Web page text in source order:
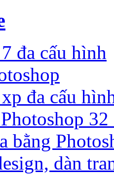
đa cấu hình
đa cấu
bằng
dàn